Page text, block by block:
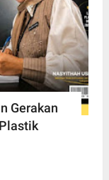
Gerakan